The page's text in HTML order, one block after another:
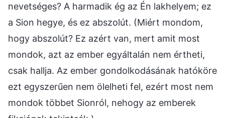
nevetséges? A harmadik ég az Én lakhelyem; ez
a Sion hegye, és ez abszolút. (Miért mondom,
hogy abszolút? Ez azért van, mert amit most
mondok, azt az ember egyáltalán nem értheti,
csak hallja. Az ember gondolkodásának hatóköre
ezt egyszerűen nem ölelheti fel, ezért most nem
mondok többet Sionról, nehogy az emberek